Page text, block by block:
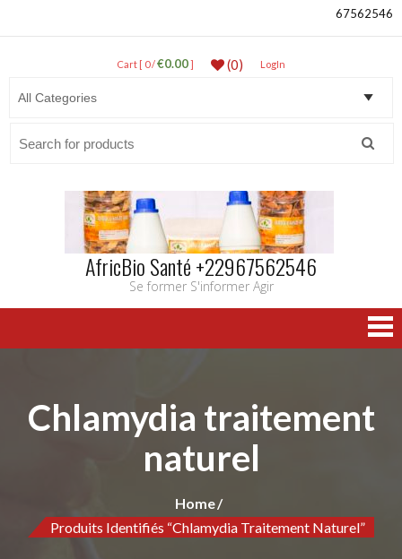
67562546
Cart [ 0 /€0.00] (0) LogIn
AfricBio Santé +22967562546
Se former S'informer Agir
Chlamydia traitement
naturel
Home
Produits Identifiés “Chlamydia Traitement Naturel”